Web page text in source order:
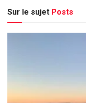
Sur le sujet Posts